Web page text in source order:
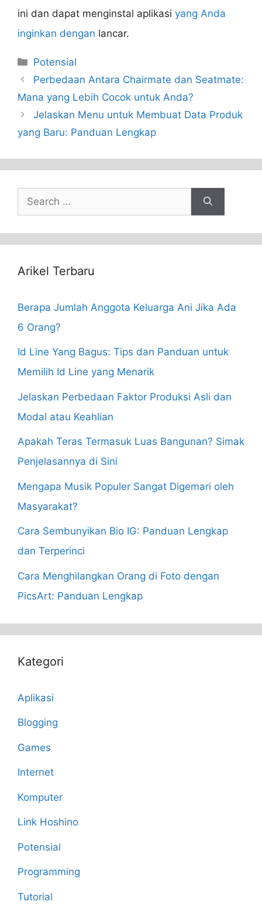
ini dan dapat menginstal aplikasi yang Anda
inginkan dengan lancar.
Categories
Potensial
Perbedaan Antara Chairmate dan Seatmate:
Mana yang Lebih Cocok untuk Anda?
Jelaskan Menu untuk Membuat Data Produk
yang Baru: Panduan Lengkap
Search
for:
Arikel Terbaru
Berapa Jumlah Anggota Keluarga Ani Jika Ada
6 Orang?
Id Line Yang Bagus: Tips dan Panduan untuk
Memilih Id Line yang Menarik
Jelaskan Perbedaan Faktor Produksi Asli dan
Modal atau Keahlian
Apakah Teras Termasuk Luas Bangunan? Simak
Penjelasannya di Sini
Mengapa Musik Populer Sangat Digemari oleh
Masyarakat?
Cara Sembunyikan Bio IG: Panduan Lengkap
dan Terperinci
Cara Menghilangkan Orang di Foto dengan
PicsArt: Panduan Lengkap
Kategori
Aplikasi
Blogging
Games
Internet
Komputer
Link Hoshino
Potensial
Programming
Tutorial